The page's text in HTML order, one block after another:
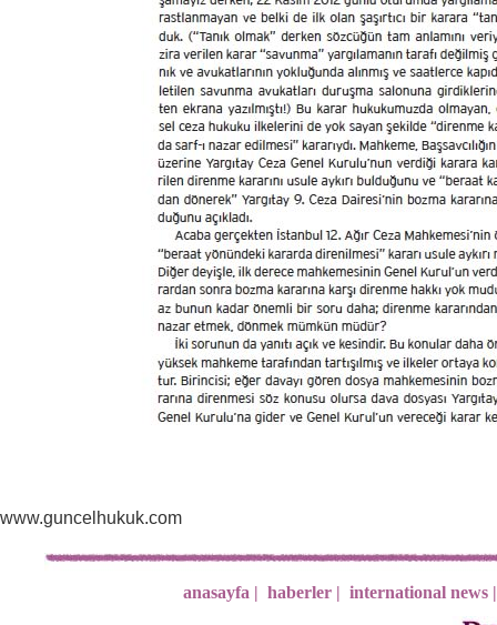
www.guncelhukuk.com
anasayfa | haberler | international news |